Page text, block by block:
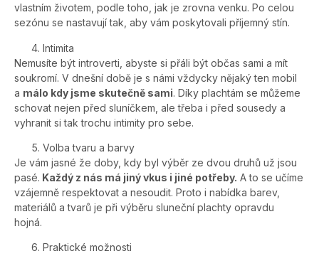
vlastním životem, podle toho, jak je zrovna venku. Po celou
sezónu se nastavují tak, aby vám poskytovali příjemný stín.
Intimita
Nemusíte být introverti, abyste si přáli být občas sami a mít
soukromí. V dnešní době je s námi vždycky nějaký ten mobil
a málo kdy jsme skutečně sami. Díky plachtám se můžeme
schovat nejen před sluníčkem, ale třeba i před sousedy a
vyhranit si tak trochu intimity pro sebe.
Volba tvaru a barvy
Je vám jasné že doby, kdy byl výběr ze dvou druhů už jsou
pasé. Každý z nás má jiný vkus i jiné potřeby. A to se učíme
vzájemně respektovat a nesoudit. Proto i nabídka barev,
materiálů a tvarů je při výběru sluneční plachty opravdu
hojná.
Praktické možnosti